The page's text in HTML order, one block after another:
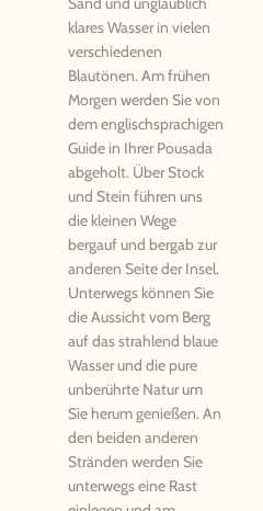
klares Wasser in vielen
verschiedenen
Blautönen. Am frühen
Morgen werden Sie von
dem englischsprachigen
Guide in Ihrer Pousada
abgeholt. Über Stock
und Stein führen uns
die kleinen Wege
bergauf und bergab zur
anderen Seite der Insel.
Unterwegs können Sie
die Aussicht vom Berg
auf das strahlend blaue
Wasser und die pure
unberührte Natur um
Sie herum genießen. An
den beiden anderen
Stränden werden Sie
unterwegs eine Rast